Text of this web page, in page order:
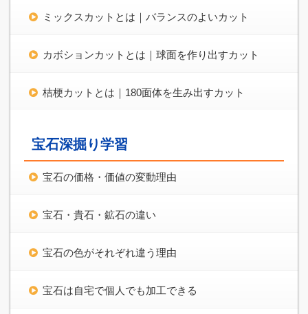
ミックスカットとは｜バランスのよいカット
カボションカットとは｜球面を作り出すカット
桔梗カットとは｜180面体を生み出すカット
宝石深掘り学習
宝石の価格・価値の変動理由
宝石・貴石・鉱石の違い
宝石の色がそれぞれ違う理由
宝石は自宅で個人でも加工できる